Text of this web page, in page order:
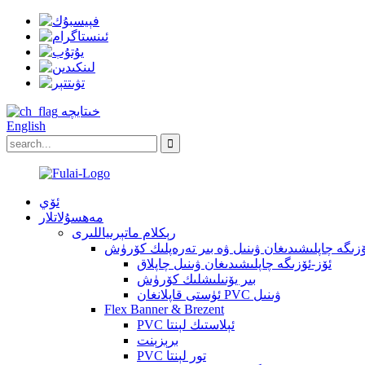
خىتايچە
English
ئۆي
مەھسۇلاتلار
رېكلام ماتېرىياللىرى
چاپلىشىدىغان ۋىنىل ۋە بىر تەرەپلىك كۆرۈش
ئۆز-ئۆزىگە چاپلىشىدىغان ۋىنىل چاپلاق
بىر يۆنىلىشلىك كۆرۈش
ئۈستى قاپلانغان PVC ۋىنىل
Flex Banner & Brezent
PVC ئېلاستىك لېنتا
برېزېنت
PVC تور لېنتا